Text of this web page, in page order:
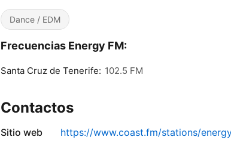
Dance / EDM
Frecuencias Energy FM:
Santa Cruz de Tenerife: 102.5 FM
Contactos
Sitio web https://www.coast.fm/stations/